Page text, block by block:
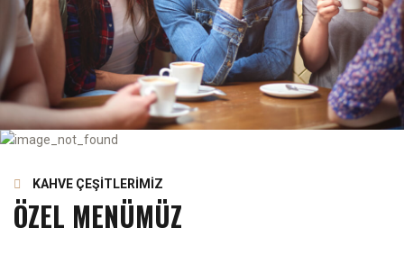
KAHVE ÇEŞİTLERİMİZ
ÖZEL MENÜMÜZ